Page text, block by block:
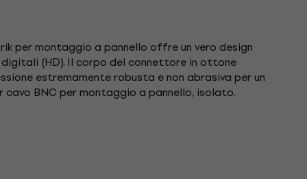
per montaggio a pannello offre un vero design
(HD). Il corpo del connettore in ottone
estremamente robusta e non abrasiva per un
cavo BNC per montaggio a pannello, isolato.